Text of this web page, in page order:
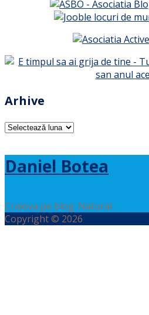
Arhive
Arhive
Daniel Botea
Craiova pe blog. Natural.
Copyright © 2026